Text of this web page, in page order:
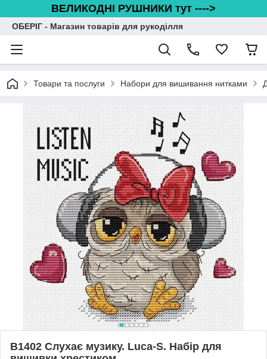
ВЕЛИКОДНІ РУШНИКИ тут ---->
ОБЕРІГ - Магазин товарів для рукоділля
Товари та послуги Набори для вишивання нитками
B1402 Слухає музику. Luca-S. Набір для